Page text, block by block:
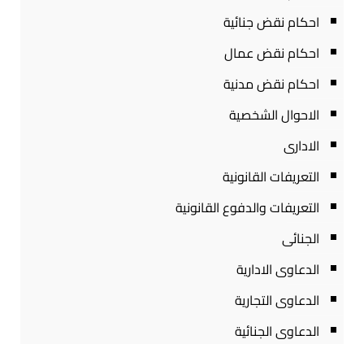
احكام نقض جنائية
احكام نقض عمال
احكام نقض مدنية
الاحوال الشخصية
الادارى
التعريفات القانونية
التعريفات والدفوع القانونية
الجنائى
الدعاوى الادارية
الدعاوى التجارية
الدعاوى الجنائية